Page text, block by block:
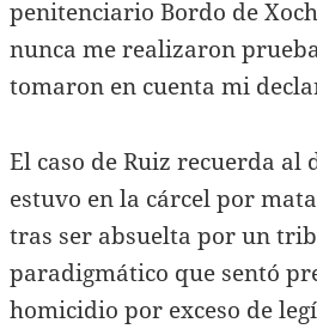
penitenciario Bordo de
nunca me realizaron
tomaron en cuenta mi
El caso de Ruiz recuerda al
estuvo en la cárcel por
tras ser absuelta por un
paradigmático que sentó
homicidio por exceso de